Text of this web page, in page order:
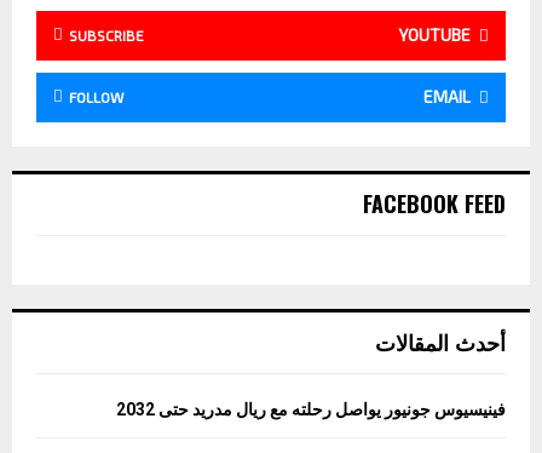
YOUTUBE
SUBSCRIBE
EMAIL
FOLLOW
FACEBOOK FEED
أحدث المقالات
فينيسيوس جونيور يواصل رحلته مع ريال مدريد حتى 2032